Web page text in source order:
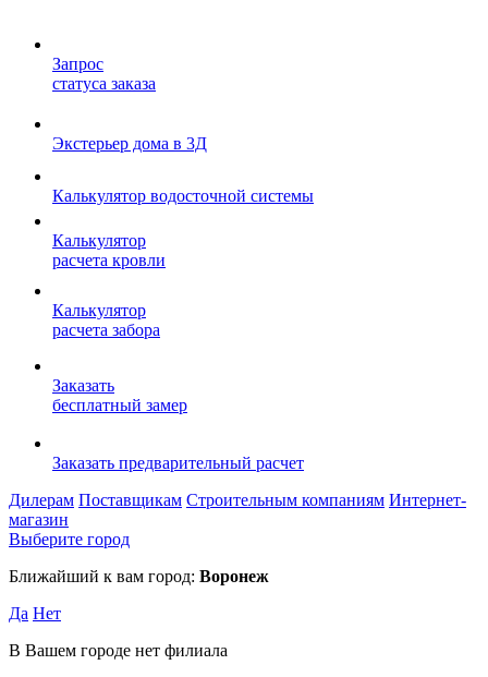
Запрос
статуса заказа
Экстерьер дома в 3Д
Калькулятор водосточной системы
Калькулятор
расчета кровли
Калькулятор
расчета забора
Заказать
бесплатный замер
Заказать предварительный расчет
Дилерам Поставщикам Строительным компаниям Интернет-
магазин
Выберите город
Ближайший к вам город: Воронеж
Да Нет
В Вашем городе нет филиала